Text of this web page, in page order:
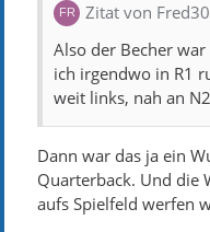
Zitat von
Also der Becher
ich irgendwo in R1
weit links, nah an
Dann war das ja ein
Quarterback. Und die
aufs Spielfeld werfen